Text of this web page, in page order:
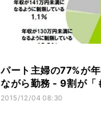
パート主婦の77%が
ながら勤務 - 9割が「
したい」
2015/12/04 08:30